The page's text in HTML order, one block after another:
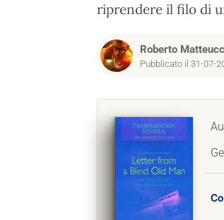
riprendere il filo di
Roberto
Pubblicato il 31-07-